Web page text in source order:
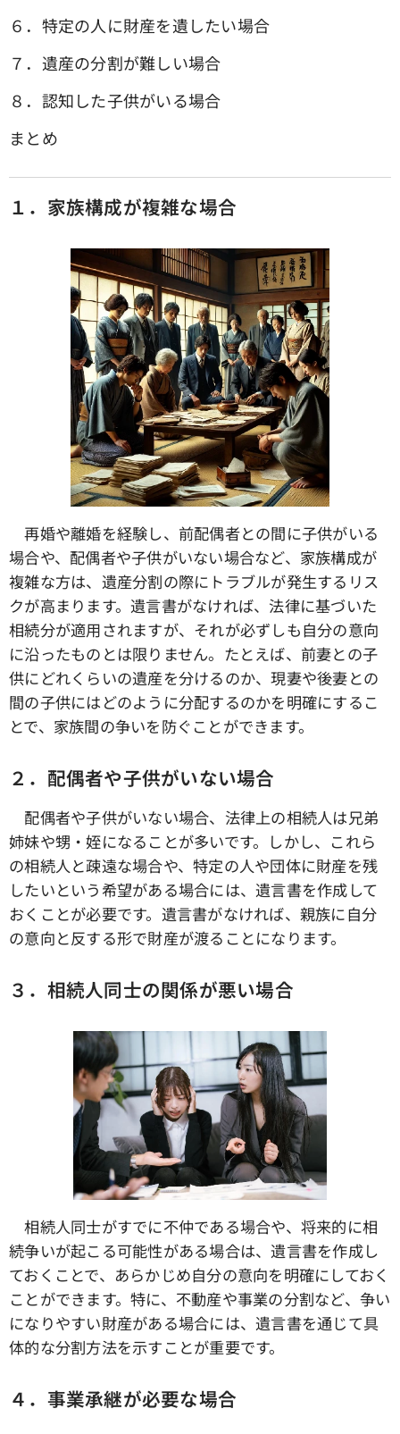
６．特定の人に財産を遺したい場合
７．遺産の分割が難しい場合
８．認知した子供がいる場合
まとめ
１．家族構成が複雑な場合
再婚や離婚を経験し、前配偶者との間に子供がいる
場合や、配偶者や子供がいない場合など、家族構成が
複雑な方は、遺産分割の際にトラブルが発生するリス
クが高まります。遺言書がなければ、法律に基づいた
相続分が適用されますが、それが必ずしも自分の意向
に沿ったものとは限りません。たとえば、前妻との子
供にどれくらいの遺産を分けるのか、現妻や後妻との
間の子供にはどのように分配するのかを明確にするこ
とで、家族間の争いを防ぐことができます。
２．配偶者や子供がいない場合
配偶者や子供がいない場合、法律上の相続人は兄弟
姉妹や甥・姪になることが多いです。しかし、これら
の相続人と疎遠な場合や、特定の人や団体に財産を残
したいという希望がある場合には、遺言書を作成して
おくことが必要です。遺言書がなければ、親族に自分
の意向と反する形で財産が渡ることになります。
３．相続人同士の関係が悪い場合
相続人同士がすでに不仲である場合や、将来的に相
続争いが起こる可能性がある場合は、遺言書を作成し
ておくことで、あらかじめ自分の意向を明確にしておく
ことができます。特に、不動産や事業の分割など、争い
になりやすい財産がある場合には、遺言書を通じて具
体的な分割方法を示すことが重要です。
４．事業承継が必要な場合